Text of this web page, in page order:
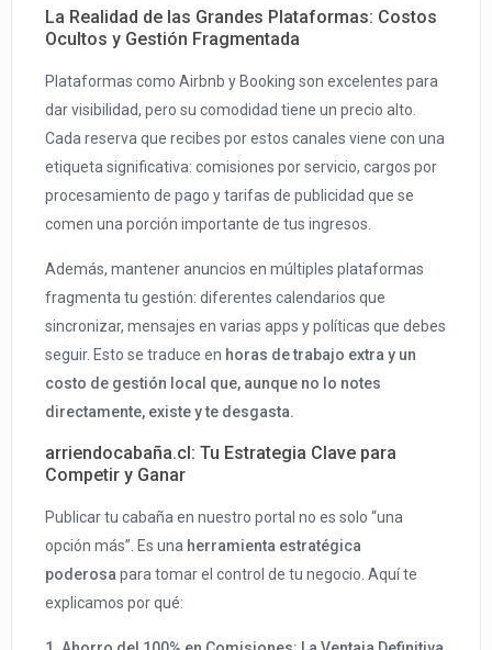
La Realidad de las Grandes Plataformas: Costos
Ocultos y Gestión Fragmentada
Plataformas como Airbnb y Booking son excelentes para
dar visibilidad, pero su comodidad tiene un precio alto.
Cada reserva que recibes por estos canales viene con una
etiqueta significativa: comisiones por servicio, cargos por
procesamiento de pago y tarifas de publicidad que se
comen una porción importante de tus ingresos.
Además, mantener anuncios en múltiples plataformas
fragmenta tu gestión: diferentes calendarios que
sincronizar, mensajes en varias apps y políticas que debes
seguir. Esto se traduce en horas de trabajo extra y un
costo de gestión local que, aunque no lo notes
directamente, existe y te desgasta.
arriendocabaña.cl: Tu Estrategia Clave para
Competir y Ganar
Publicar tu cabaña en nuestro portal no es solo “una
opción más”. Es una herramienta estratégica
poderosa para tomar el control de tu negocio. Aquí te
explicamos por qué: